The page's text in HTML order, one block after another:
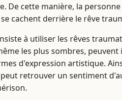
De cette manière, la
cachent derrière le rêve
à utiliser les rêves
les plus sombres,
d'expression artistique.
retrouver un sentiment